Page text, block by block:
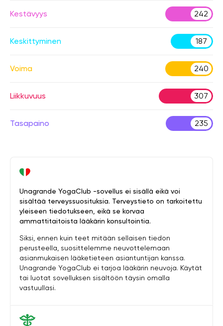
Kestävyys 242
Keskittyminen 187
Voima 240
Liikkuvuus 307
Tasapaino 235
Unagrande YogaClub -sovellus ei sisällä eikä voi
sisältää terveyssuosituksia. Terveystieto on tarkoitettu
yleiseen tiedotukseen, eikä se korvaa
ammattitaitoista lääkärin konsultointia.
Siksi, ennen kuin teet mitään sellaisen tiedon
perusteella, suosittelemme neuvottelemaan
asianmukaisen lääketieteen asiantuntijan kanssa.
Unagrande YogaClub ei tarjoa lääkärin neuvoja. Käytät
tai luotat sovelluksen sisältöön täysin omalla
vastuullasi.